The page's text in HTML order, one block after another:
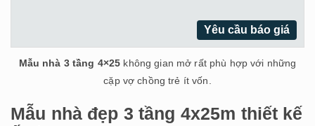
Yêu cầu báo giá
Mẫu nhà 3 tầng 4×25 không gian mở rất phù hợp với những
cặp vợ chồng trẻ ít vốn.
Mẫu nhà đẹp 3 tầng 4x25m thiết kế